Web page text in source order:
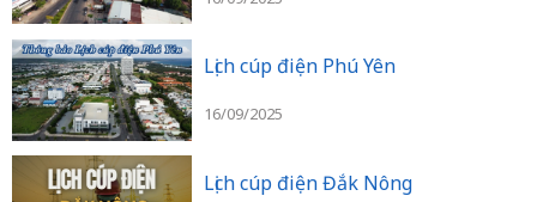
Lịch cúp điện Phú Yên
16/09/2025
Lịch cúp điện Đắk Nông